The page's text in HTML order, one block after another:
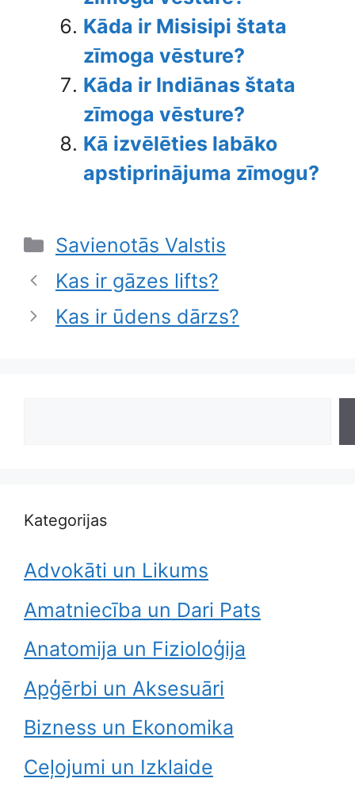
Kāda ir Misisipi štata
zīmoga vēsture?
Kāda ir Indiānas štata
zīmoga vēsture?
Kā izvēlēties labāko
apstiprinājuma zīmogu?
Categories
Savienotās Valstis
Kas ir gāzes lifts?
Kas ir ūdens dārzs?
Kategorijas
Advokāti un Likums
Amatniecība un Dari Pats
Anatomija un Fizioloģija
Apģērbi un Aksesuāri
Bizness un Ekonomika
Ceļojumi un Izklaide